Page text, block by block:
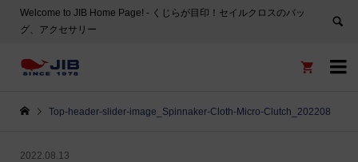
Welcome to JIB Home Page! ‐ くじらが目印！セイルクロスのバッ
グ、アクセサリー


Top-header-slider-image_Spinnaker-Cloth-Micro-Clutch_202208
2022.08.13